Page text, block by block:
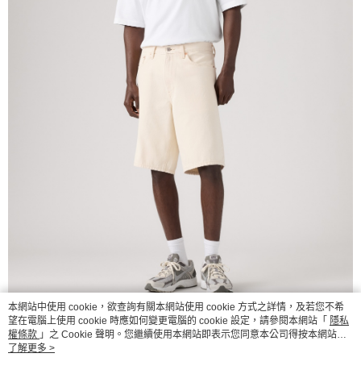
本網站中使用 cookie，欲查詢有關本網站使用 cookie 方式之詳情，及若您不希
望在電腦上使用 cookie 時應如何變更電腦的 cookie 設定，請參閱本網站「 隱私
權條款 」之 Cookie 聲明。您繼續使用本網站即表示您同意本公司得按本網站使
用條款之 Cookie 聲明使用 cookie。
了解更多 >